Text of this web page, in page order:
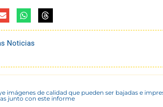
Noticias
imágenes de calidad que pueden ser bajadas e
junto con este informe